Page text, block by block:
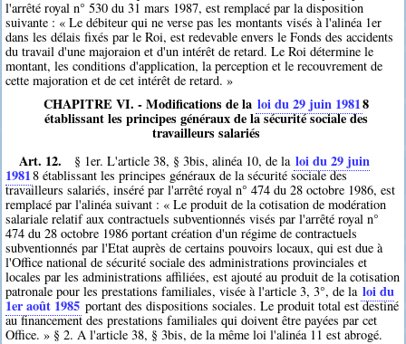
l'arrêté royal n° 530 du 31 mars 1987, est remplacé par la disposition
suivante : « Le débiteur qui ne verse pas les montants visés à l'alinéa 1er
dans les délais fixés par le Roi, est redevable envers le Fonds des accidents
du travail d'une majoraion et d'un intérêt de retard. Le Roi détermine le
montant, les conditions d'application, la perception et le recouvrement de
cette majoration et de cet intérêt de retard. »
CHAPITRE VI. - Modifications de la loi du 29 juin 19818
établissant les principes généraux de la sécurité sociale des
travailleurs salariés
Art. 12.
§ 1er. L'article 38, § 3bis, alinéa 10, de la loi du 29 juin
19818 établissant les principes généraux de la sécurité sociale des
travailleurs salariés, inséré par l'arrêté royal n° 474 du 28 octobre 1986, est
remplacé par l'alinéa suivant : « Le produit de la cotisation de modération
salariale relatif aux contractuels subventionnés visés par l'arrêté royal n°
474 du 28 octobre 1986 portant création d'un régime de contractuels
subventionnés par l'Etat auprès de certains pouvoirs locaux, qui est due à
l'Office national de sécurité sociale des administrations provinciales et
locales par les administrations affiliées, est ajouté au produit de la cotisation
patronale pour les prestations familiales, visée à l'article 3, 3°, de la loi du
1er août 1985 portant des dispositions sociales. Le produit total est destiné
au financement des prestations familiales qui doivent être payées par cet
Office. » § 2. A l'article 38, § 3bis, de la même loi l'alinéa 11 est abrogé.